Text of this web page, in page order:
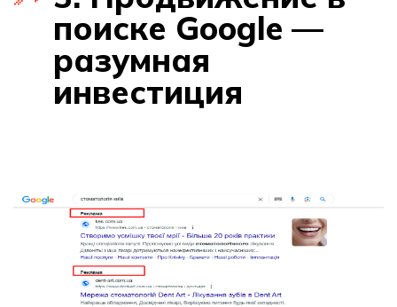
поиске Google —
разумная
инвестиция